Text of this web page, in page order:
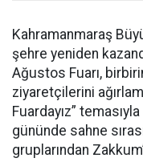
Kahramanmaraş
şehre yeniden
Ağustos Fuarı,
ziyaretçilerini
Fuardayız”
gününde sahne
gruplarından